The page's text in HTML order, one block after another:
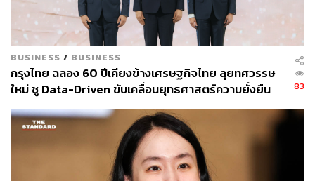
ขณะเดียวกัน ส่วนต่างรายได้ดอกเบี้ยสุทธิ (NIM) น่าจะยังเพิ่ม
ขึ้นต่อในครึ่งปีแรกของปีนี้ โดยผู้บริหารดูมั่นใจมากขึ้นว่าจะ
สามารถปรับขึ้นดอกเบี้ยตามการขึ้นดอกเบี้ยของคณะ
กรรมการนโยบายการเงิน (กนง.) ได้ในปีนี้
ส่วนการเพิ่มขึ้นของ NPL ถูกลดความเสี่ยงลงด้วยการตั้ง
สำรอง (Coverage Ratio) ที่ค่อนข้างสูง ปัจจุบันอยู่ที่เฉลี่ย
170% เทียบกับช่วงก่อนโควิดที่เฉลี่ย 130% ในปีนี้ NPL ของ
กลุ่มแบงก์น่าจะกลับมาแตะระดับ 4% จากช่วงโควิดที่ลดลง
ไปเหลือ 3.5% เพราะมาตรการช่วยเหลือ และทำให้
Coverage Ratio ลดลงมาเหลือประมาณ 150%
BUSINESS / BUSINESS
กรุงไทย ฉลอง 60 ปีเคียงข้างเศรษฐกิจไทย ลุยทศวรรษ
ใหม่ ชู Data-Driven ขับเคลื่อนยุทธศาสตร์ความยั่งยืน
83